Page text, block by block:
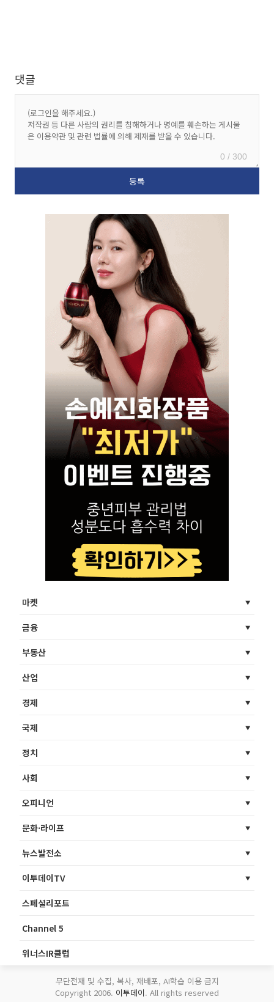
댓글
0 / 300
마켓
금융
부동산
산업
경제
국제
정치
사회
오피니언
문화·라이프
뉴스발전소
이투데이TV
스페셜리포트
Channel 5
위너스IR클럽
무단전재 및 수집, 복사, 재배포, AI학습 이용 금지
Copyright 2006. 이투데이. All rights reserved